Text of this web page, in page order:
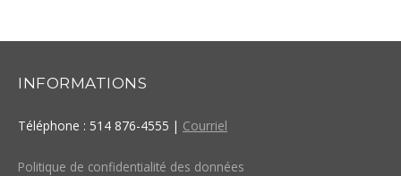
INFORMATIONS
Téléphone : 514 876-4555 | Courriel
Politique de confidentialité des données